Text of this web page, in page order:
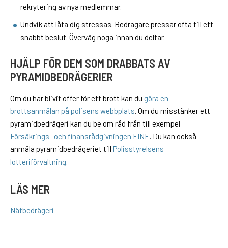
rekrytering av nya medlemmar.
Undvik att låta dig stressas. Bedragare pressar ofta till ett
snabbt beslut. Överväg noga innan du deltar.
HJÄLP FÖR DEM SOM DRABBATS AV
PYRAMIDBEDRÄGERIER
Om du har blivit offer för ett brott kan du göra en
brottsanmälan på polisens webbplats. Om du misstänker ett
pyramidbedrägeri kan du be om råd från till exempel
Försäkrings- och finansrådgivningen FINE. Du kan också
anmäla pyramidbedrägeriet till Polisstyrelsens
lotteriförvaltning.
LÄS MER
Nätbedrägeri